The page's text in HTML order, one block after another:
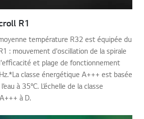
R1
température R32 est équipée du
: mouvement d'oscillation de la spirale
et plage de fonctionnement
classe énergétique A+++ est basée
à 35°C. L’échelle de la classe
à D.